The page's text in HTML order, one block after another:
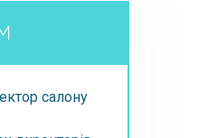
салону